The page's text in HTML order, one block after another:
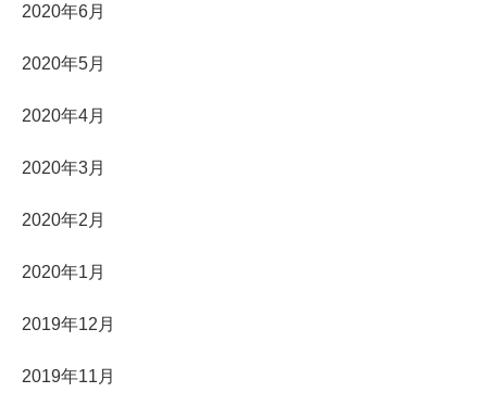
2020年6月
2020年5月
2020年4月
2020年3月
2020年2月
2020年1月
2019年12月
2019年11月